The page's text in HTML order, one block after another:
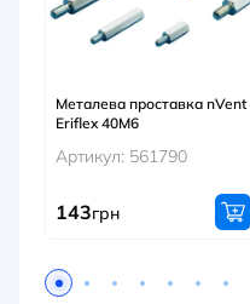
Металева проставка nVent
Eriflex 40М6
Артикул: 561790
143грн